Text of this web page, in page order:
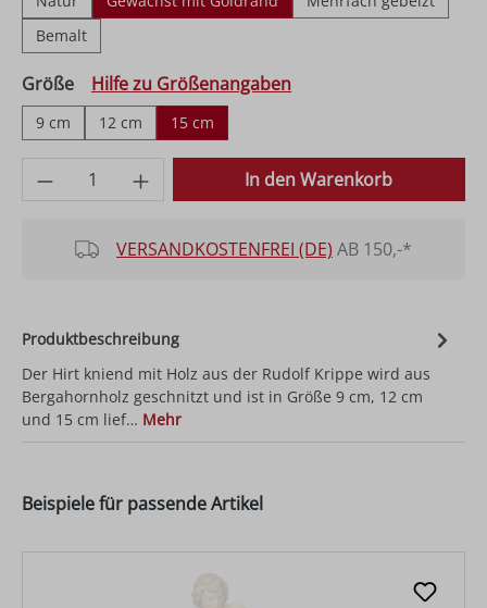
Bemalt
Größeauswählen
Hilfe zu Größenangaben
9 cm 12 cm 15 cm
Produkt Anzahl: Gib den gewünschten
In den Warenkorb
VERSANDKOSTENFREI (DE) AB 150,-*
Produktbeschreibung
Der Hirt kniend mit Holz aus der Rudolf Krippe wird aus
Bergahornholz geschnitzt und ist in Größe 9 cm, 12 cm
und 15 cm lief… Mehr
Beispiele für passende Artikel